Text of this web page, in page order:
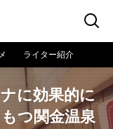
ライター紹介
に効果的に
つ関金温泉